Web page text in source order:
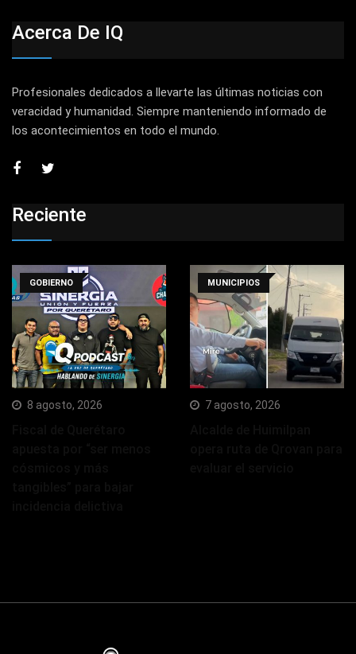
Acerca De IQ
Profesionales dedicados a llevarte las últimas noticias con
veracidad y humanidad. Siempre manteniendo informado de
los acontecimientos en todo el mundo.
Reciente
GOBIERNO
8 agosto, 2026
MUNICIPIOS
7 agosto, 2026